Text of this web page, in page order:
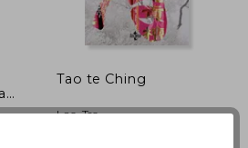
Tao te Ching
Lao-Tse